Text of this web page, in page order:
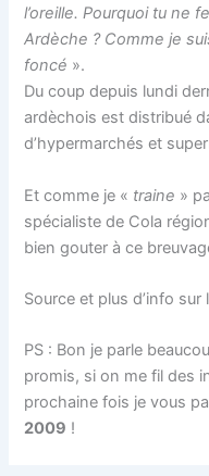
l’oreille. Pourquoi tu ne
Ardèche ? Comme je
foncé ».
Du coup depuis lundi
ardèchois est distribué
d’hypermarchés et
Et comme je « traine »
spécialiste de Cola
bien gouter à ce
Source et plus d’info sur
PS : Bon je parle
promis, si on me fil des
prochaine fois je vous
2009 !